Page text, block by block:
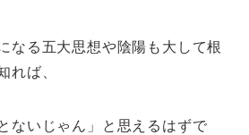
なる五大思想や陰陽も大して根
れば、
ないじゃん」と思えるはずで